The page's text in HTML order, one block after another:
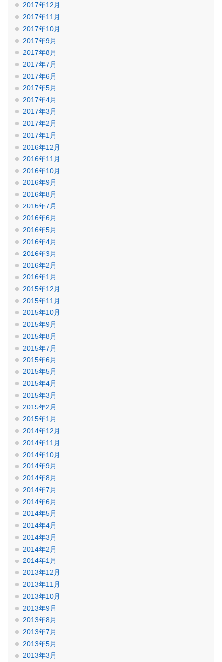
2017年12月
2017年11月
2017年10月
2017年9月
2017年8月
2017年7月
2017年6月
2017年5月
2017年4月
2017年3月
2017年2月
2017年1月
2016年12月
2016年11月
2016年10月
2016年9月
2016年8月
2016年7月
2016年6月
2016年5月
2016年4月
2016年3月
2016年2月
2016年1月
2015年12月
2015年11月
2015年10月
2015年9月
2015年8月
2015年7月
2015年6月
2015年5月
2015年4月
2015年3月
2015年2月
2015年1月
2014年12月
2014年11月
2014年10月
2014年9月
2014年8月
2014年7月
2014年6月
2014年5月
2014年4月
2014年3月
2014年2月
2014年1月
2013年12月
2013年11月
2013年10月
2013年9月
2013年8月
2013年7月
2013年5月
2013年3月